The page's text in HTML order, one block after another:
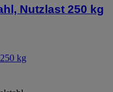
Nutzlast 250 kg
kg